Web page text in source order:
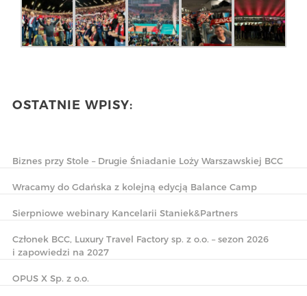
OSTATNIE WPISY:
Biznes przy Stole – Drugie Śniadanie Loży Warszawskiej BCC
Wracamy do Gdańska z kolejną edycją Balance Camp
Sierpniowe webinary Kancelarii Staniek&Partners
Członek BCC, Luxury Travel Factory sp. z o.o. – sezon 2026
i zapowiedzi na 2027
OPUS X Sp. z o.o.